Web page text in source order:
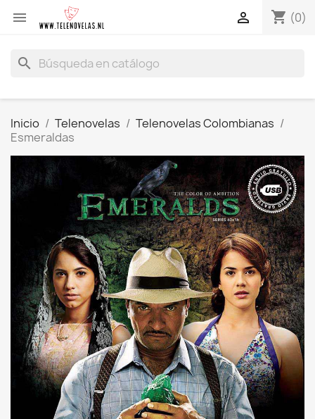
 shopping_cart (0)

search
Inicio Telenovelas
Telenovelas Colombianas
Esmeraldas